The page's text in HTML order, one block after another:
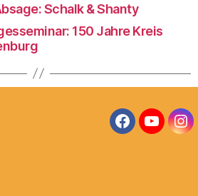
Schalk & Shanty
150 Jahre Kreis
Facebook